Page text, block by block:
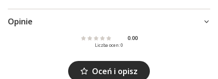
Opinie
0.00
Liczba ocen: 0
Oceń i opisz